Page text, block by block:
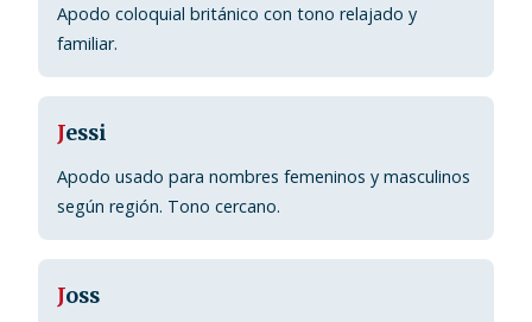
Apodo coloquial británico con tono relajado y
familiar.
Jessi
Apodo usado para nombres femeninos y masculinos
según región. Tono cercano.
Joss